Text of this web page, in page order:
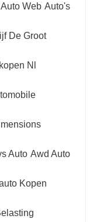
Auto Web Auto's
De Groot
Nl
Auto Awd Auto
Kopen